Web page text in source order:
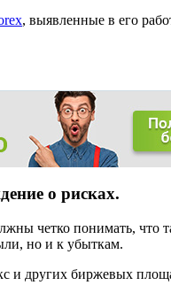
, выявленные в его
о рисках.
четко понимать, что
но и к убыткам.
и других биржевых